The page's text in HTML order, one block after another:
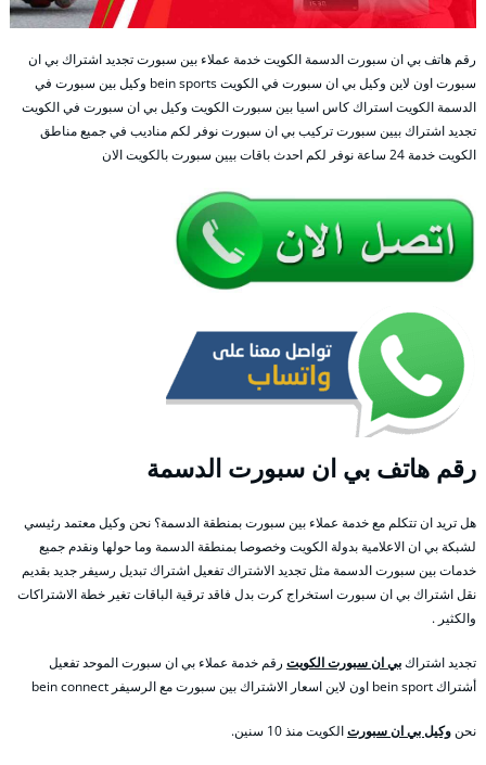
رقم هاتف بي ان سبورت الدسمة الكويت خدمة عملاء بين سبورت تجديد اشتراك بي ان
سبورت اون لاين وكيل بي ان سبورت في الكويت bein sports وكيل بين سبورت في
الدسمة الكويت استراك كاس اسيا بين سبورت الكويت وكيل بي ان سبورت في الكويت
تجديد اشتراك بيين سبورت تركيب بي ان سبورت نوفر لكم مناديب في جميع مناطق
الكويت خدمة 24 ساعة نوفر لكم احدث باقات بيين سبورت بالكويت الان
رقم هاتف بي ان سبورت الدسمة
هل تريد ان تتكلم مع خدمة عملاء بين سبورت بمنطقة الدسمة؟ نحن وكيل معتمد رئيسي
لشبكة بي ان الاعلامية بدولة الكويت وخصوصا بمنطقة الدسمة وما حولها ونقدم جميع
خدمات بين سبورت الدسمة مثل تجديد الاشتراك تفعيل اشتراك تبديل رسيفر جديد بقديم
نقل اشتراك بي ان سبورت استخراج كرت بدل فاقد ترقية الباقات تغير خطة الاشتراكات
والكثير .
تجديد اشتراكبي ان سبورت الكويت رقم خدمة عملاء بي ان سبورت الموحد تفعيل
أشتراك bein sport اون لاين اسعار الاشتراك بين سبورت مع الرسيفر bein connect
نحنوكيل بي ان سبورتالكويت منذ 10 سنين.